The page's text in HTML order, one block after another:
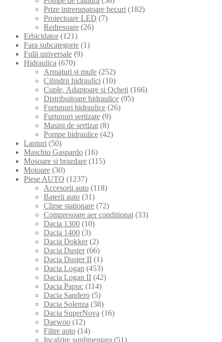
Prize intrerupatoare becuri (182)
Proiectoare LED (7)
Redresoare (26)
Erbicidator (121)
Fara subcategorie (1)
Fulii universale (9)
Hidraulica (670)
Armaturi si mufe (252)
Cilindrii hidraulici (10)
Cuple, Adaptoare si Ocheti (166)
Distribuitoare hidraulice (95)
Furtunuri hidraulice (26)
Furtunuri sertizate (9)
Masini de sertizat (8)
Pompe hidraulice (42)
Lanturi (50)
Maschio Gaspardo (16)
Mosoare si brazdare (115)
Motoare (30)
Piese AUTO (1237)
Accesorii auto (118)
Baterii auto (31)
Clime stationare (72)
Compresoare aer conditionat (33)
Dacia 1300 (10)
Dacia 1400 (3)
Dacia Dokker (2)
Dacia Duster (66)
Dacia Duster II (1)
Dacia Logan (453)
Dacia Logan II (42)
Dacia Papuc (114)
Dacia Sandero (5)
Dacia Solenza (38)
Dacia SuperNova (16)
Daewoo (12)
Filtre auto (14)
Incalzire suplimentara (51)